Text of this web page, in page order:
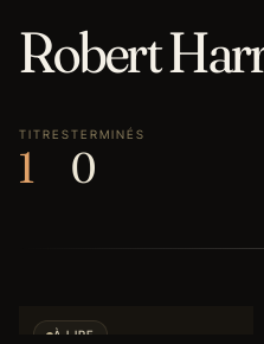
Robert
TITRES
1
TERMINÉS
0
À LIRE